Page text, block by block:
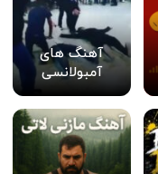
آهنگ های
آمبولانسی